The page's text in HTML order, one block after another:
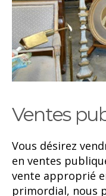
Ventes
Vous désirez
en ventes
vente approprié
primordial, nous